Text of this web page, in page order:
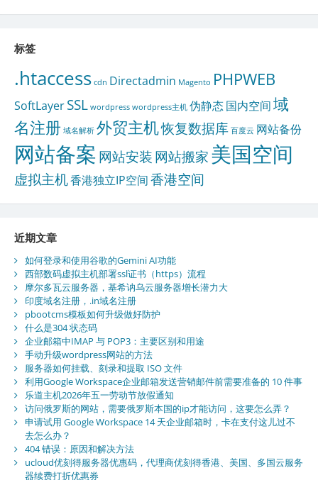
标签
.htaccess cdn Directadmin Magento PHPWEB
SoftLayerSSL wordpress wordpress主机 伪静态国内空间域
名注册 域名解析 外贸主机恢复数据库 百度云 网站备份
网站备案 网站安装网站搬家美国空间
虚拟主机香港独立IP空间香港空间
近期文章
如何登录和使用谷歌的Gemini AI功能
西部数码虚拟主机部署ssl证书（https）流程
摩尔多瓦云服务器，基希讷乌云服务器增长潜力大
印度域名注册，.in域名注册
pbootcms模板如何升级做好防护
什么是304 状态码
企业邮箱中IMAP 与 POP3：主要区别和用途
手动升级wordpress网站的方法
服务器如何挂载、刻录和提取 ISO 文件
利用Google Workspace企业邮箱发送营销邮件前需要准备的 10 件事
乐道主机2026年五一劳动节放假通知
访问俄罗斯的网站，需要俄罗斯本国的ip才能访问，这要怎么弄？
申请试用 Google Workspace 14 天企业邮箱时，卡在支付这儿过不
去怎么办？
404 错误：原因和解决方法
ucloud优刻得服务器优惠码，代理商优刻得香港、美国、多国云服务
器续费打折优惠券